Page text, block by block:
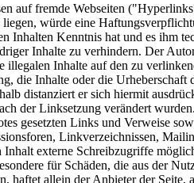
auf fremde Webseiten
würde eine
Inhalten Kenntnis hat und es ihm
Inhalte zu verhindern. Der
Inhalte auf den zu
die Inhalte oder die Urheberschaft
distanziert er sich hiermit
der Linksetzung verändert
gesetzten Links und Verweise
Linkverzeichnissen,
externe Schreibzugriffe
für Schäden, die aus der
haftet allein der Anbieter der